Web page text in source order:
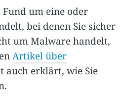
Fund um eine oder
bei denen Sie sicher
um Malware handelt,
Artikel über
auch erklärt, wie Sie